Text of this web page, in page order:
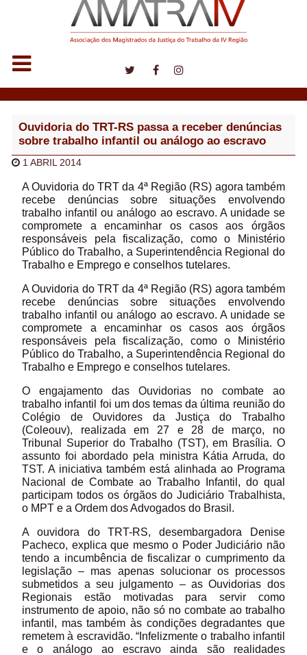
Ouvidoria do TRT-RS passa a receber denúncias
sobre trabalho infantil ou análogo ao escravo
1 ABRIL 2014
A Ouvidoria do TRT da 4ª Região (RS) agora também
recebe denúncias sobre situações envolvendo
trabalho infantil ou análogo ao escravo. A unidade se
compromete a encaminhar os casos aos órgãos
responsáveis pela fiscalização, como o Ministério
Público do Trabalho, a Superintendência Regional do
Trabalho e Emprego e conselhos tutelares.
A Ouvidoria do TRT da 4ª Região (RS) agora também
recebe denúncias sobre situações envolvendo
trabalho infantil ou análogo ao escravo. A unidade se
compromete a encaminhar os casos aos órgãos
responsáveis pela fiscalização, como o Ministério
Público do Trabalho, a Superintendência Regional do
Trabalho e Emprego e conselhos tutelares.
O engajamento das Ouvidorias no combate ao
trabalho infantil foi um dos temas da última reunião do
Colégio de Ouvidores da Justiça do Trabalho
(Coleouv), realizada em 27 e 28 de março, no
Tribunal Superior do Trabalho (TST), em Brasília. O
assunto foi abordado pela ministra Kátia Arruda, do
TST. A iniciativa também está alinhada ao Programa
Nacional de Combate ao Trabalho Infantil, do qual
participam todos os órgãos do Judiciário Trabalhista,
o MPT e a Ordem dos Advogados do Brasil.
A ouvidora do TRT-RS, desembargadora Denise
Pacheco, explica que mesmo o Poder Judiciário não
tendo a incumbência de fiscalizar o cumprimento da
legislação – mas apenas solucionar os processos
submetidos a seu julgamento – as Ouvidorias dos
Regionais estão motivadas para servir como
instrumento de apoio, não só no combate ao trabalho
infantil, mas também às condições degradantes que
remetem à escravidão. “Infelizmente o trabalho infantil
e o análogo ao escravo ainda são realidades